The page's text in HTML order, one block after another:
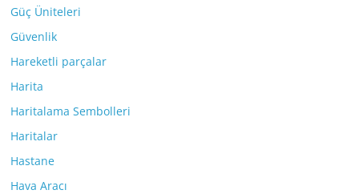
Güç Üniteleri
Güvenlik
Hareketli parçalar
Harita
Haritalama Sembolleri
Haritalar
Hastane
Hava Aracı